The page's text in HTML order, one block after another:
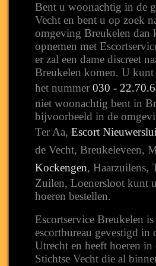
Bent u woonachtig in de
Vecht en bent u op zoek
omgeving Breukelen dan
opnemen met
er zal een dame discreet
Breukelen komen. U kunt
het nummer 030 -
niet woonachtig bent in
bijvoorbeeld in de
Ter Aa, Escort
de Vecht, Breukeleveen,
Kockengen, Haarzuilens,
Zuilen, Loenersloot kunt
hoeren bestellen.
Escortservice Breukelen
escortbureau gevestigd in
Utrecht en heeft hoeren in
Stichtse Vecht die al